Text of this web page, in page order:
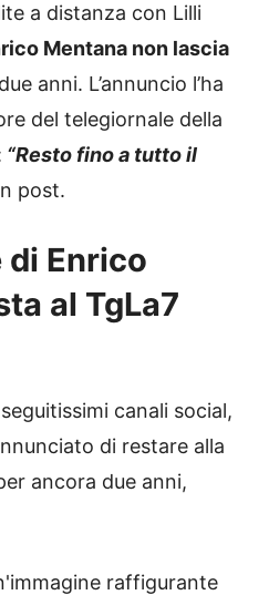
a distanza con Lilli
Mentana non lascia
anni. L’annuncio l’ha
del telegiornale della
“Resto fino a tutto il
post.
di Enrico
al TgLa7
canali social,
di restare alla
ancora due anni,